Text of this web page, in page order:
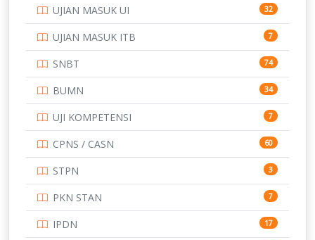
SMP 134
STIP 2
153
345
UNIVERSITAS AIRLANGGA 15
16
15
15
14
UJIAN MASUK UI 32
UJIAN MASUK ITB 7
SNBT 74
BUMN 34
UJI KOMPETENSI 7
CPNS / CASN 60
STPN 3
PKN STAN 7
IPDN 17